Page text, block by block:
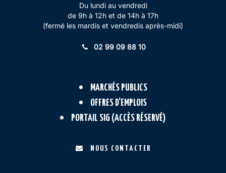
Du lundi au vendredi
de 9h à 12h et de 14h à 17h
(fermé les mardis et vendredis après-midi)
02 99 09 88 10
MARCHÉS PUBLICS
OFFRES D’EMPLOIS
PORTAIL SIG (ACCÈS RÉSERVÉ)
NOUS CONTACTER